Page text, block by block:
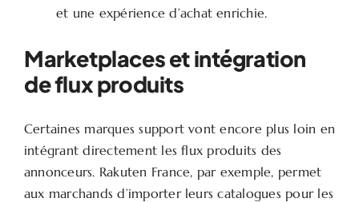
et une expérience d’achat enrichie.
Marketplaces et intégration
de flux produits
Certaines marques support vont encore plus loin en
intégrant directement les flux produits des
annonceurs. Rakuten France, par exemple, permet
aux marchands d’importer leurs catalogues pour les